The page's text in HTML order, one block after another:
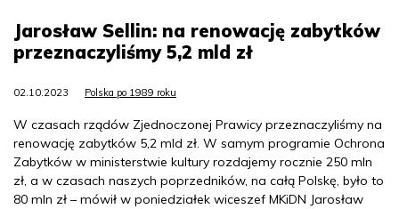
Jarosław Sellin: na renowację zabytków
przeznaczyliśmy 5,2 mld zł
02.10.2023 Polska po 1989 roku
W czasach rządów Zjednoczonej Prawicy przeznaczyliśmy na
renowację zabytków 5,2 mld zł. W samym programie Ochrona
Zabytków w ministerstwie kultury rozdajemy rocznie 250 mln
zł, a w czasach naszych poprzedników, na całą Polskę, było to
80 mln zł – mówił w poniedziałek wiceszef MKiDN Jarosław